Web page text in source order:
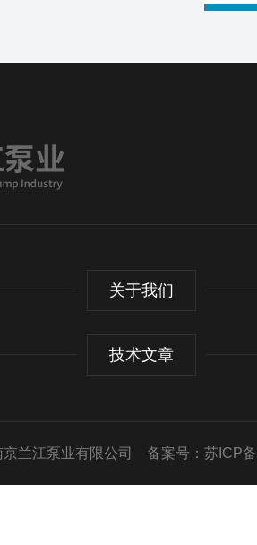
关于我们
技术文章
兰江泵业有限公司 备案号：苏ICP